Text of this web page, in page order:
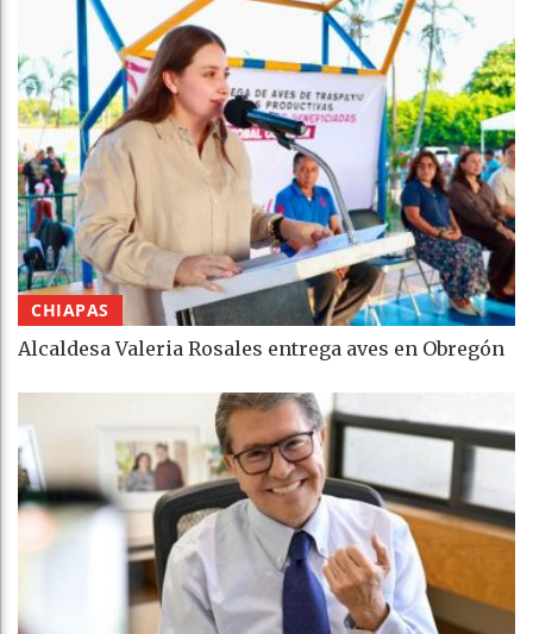
CHIAPAS
Alcaldesa Valeria Rosales entrega aves en Obregón